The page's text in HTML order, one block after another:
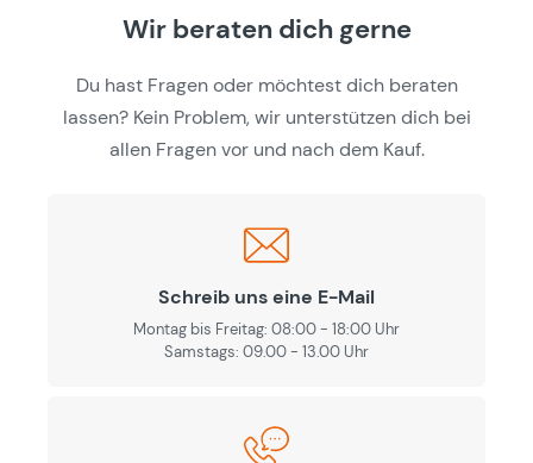
Wir beraten dich gerne
Du hast Fragen oder möchtest dich beraten
lassen? Kein Problem, wir unterstützen dich bei
allen Fragen vor und nach dem Kauf.
Schreib uns eine E-Mail
Montag bis Freitag: 08:00 - 18:00 Uhr
Samstags: 09.00 - 13.00 Uhr